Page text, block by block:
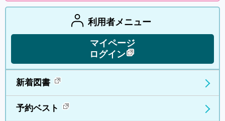
利用者メニュー
マイページ
ログイン
新着図書
予約ベスト